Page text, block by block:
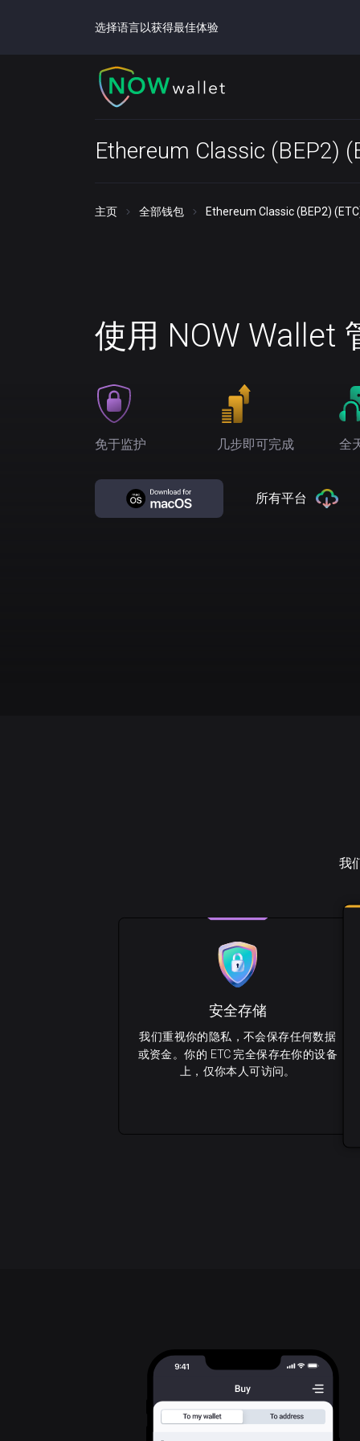
选择语言以获得最佳体验
Ethereum Classic (BEP2)
主页 全部钱包 Ethereum Classic (BEP2)
使用 NOW Wallet
免于监护 几步即可完成 全
所有平台
我
安全存储
我们重视你的隐私，不会保存任何数据
或资金。你的 ETC 完全保存在你的设备
上，仅你本人可访问。